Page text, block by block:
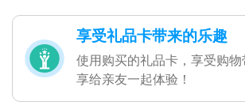
享受礼品卡带来的乐趣
使用购买的礼品卡，享受购
享给亲友一起体验！